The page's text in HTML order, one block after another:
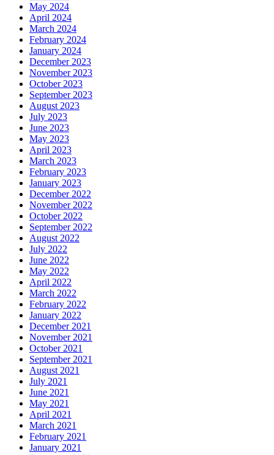
May 2024
April 2024
March 2024
February 2024
January 2024
December 2023
November 2023
October 2023
September 2023
August 2023
July 2023
June 2023
May 2023
April 2023
March 2023
February 2023
January 2023
December 2022
November 2022
October 2022
September 2022
August 2022
July 2022
June 2022
May 2022
April 2022
March 2022
February 2022
January 2022
December 2021
November 2021
October 2021
September 2021
August 2021
July 2021
June 2021
May 2021
April 2021
March 2021
February 2021
January 2021